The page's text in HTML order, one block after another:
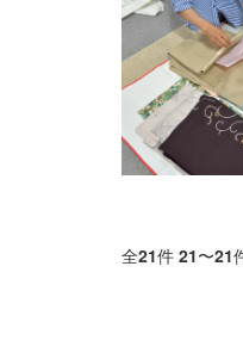
全21件 21〜21